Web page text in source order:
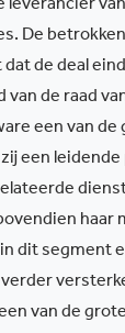
De
de deal
de raad
een van
een
dit segment
van de